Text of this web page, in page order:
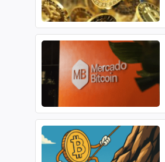
Especiais
Internacional
Tecnologia
Conteúdo de Marca
Sobre
Expediente